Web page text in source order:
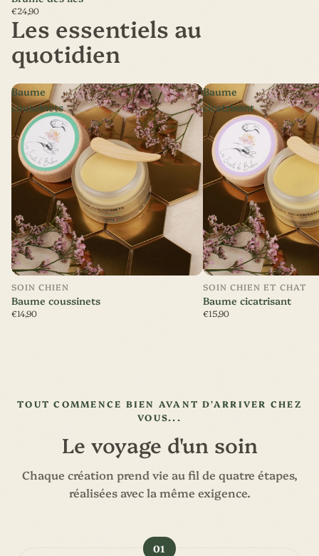
€24,90
Les essentiels au
quotidien
Baume
coussinets
SOIN CHIEN
Baume coussinets
€14,90
Baume
cicatrisant
SOIN CHIEN ET CHAT
Baume cicatrisant
€15,90
TOUT COMMENCE BIEN AVANT D'ARRIVER CHEZ
VOUS...
Le voyage d'un soin
Chaque création prend vie au fil de quatre étapes,
réalisées avec la même exigence.
01